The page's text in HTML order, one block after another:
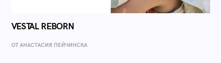
VESTAL REBORN
ОТ AНАСТАСИЯ ПЕЙЧИНСКА